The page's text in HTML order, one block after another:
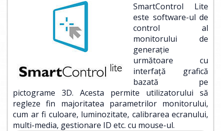
SmartControl Lite
este software-ul de
control al
monitorului de
generaţie
următoare cu
interfaţă grafică
bazată pe
pictograme 3D. Acesta permite utilizatorului să
regleze fin majoritatea parametrilor monitorului,
cum ar fi culoare, luminozitate, calibrarea ecranului,
multi-media, gestionare ID etc. cu mouse-ul.